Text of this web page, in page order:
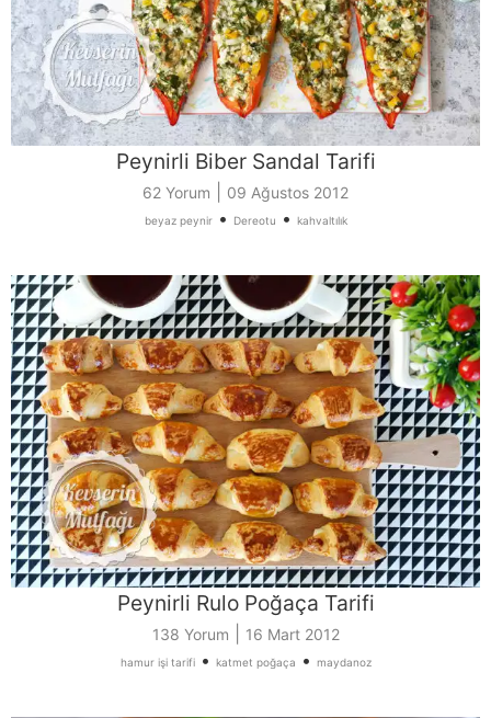
Peynirli Biber Sandal Tarifi
62 Yorum 09 Ağustos 2012
beyaz peynir• Dereotu • kahvaltılık
Peynirli Rulo Poğaça Tarifi
138 Yorum 16 Mart 2012
hamur işi tarifi• katmet poğaça • maydanoz